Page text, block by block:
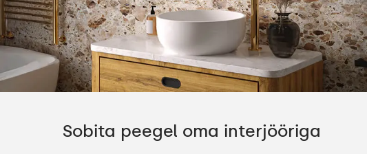
Sobita peegel oma interjööriga